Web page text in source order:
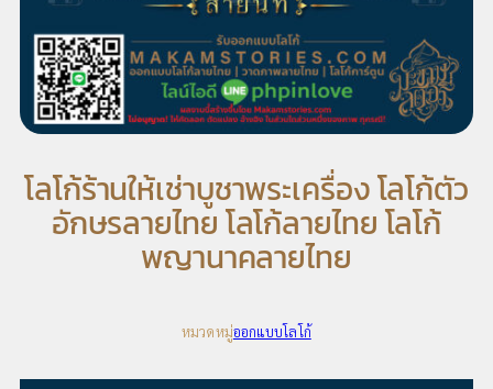
โลโก้ร้านให้เช่าบูชาพระเครื่อง โลโก้ตัว
อักษรลายไทย โลโก้ลายไทย โลโก้
พญานาคลายไทย
หมวดหมู่ออกแบบโลโก้